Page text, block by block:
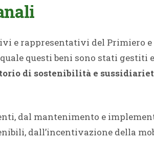
e rappresentativi del Primiero
questi beni sono stati
di sostenibilità e
dal mantenimento e
dall’incentivazione della